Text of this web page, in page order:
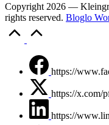
Copyright 2026 —
rights reserved. Bloglo
https://
https://x.com/
https://